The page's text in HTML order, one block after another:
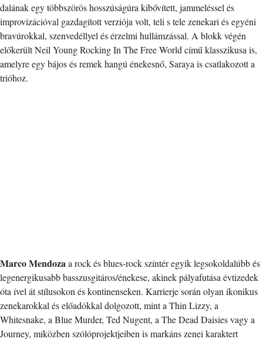
dalának egy többszörös hosszúságúra kibővített, jammeléssel és
improvizációval gazdagított verziója volt, teli s tele zenekari és egyéni
bravúrokkal, szenvedéllyel és érzelmi hullámzással. A blokk végén
előkerült Neil Young Rocking In The Free World című klasszikusa is,
amelyre egy bájos és remek hangú énekesnő, Saraya is csatlakozott a
trióhoz.
Marco Mendozaa rock és blues-rock színtér egyik legsokoldalúbb és
legenergikusabb basszusgitáros/énekese, akinek pályafutása évtizedek
óta ível át stílusokon és kontinenseken. Karrierje során olyan ikonikus
zenekarokkal és előadókkal dolgozott, mint a Thin Lizzy, a
Whitesnake, a Blue Murder, Ted Nugent, a The Dead Daisies vagy a
Journey, miközben szólóprojektjeiben is markáns zenei karaktert